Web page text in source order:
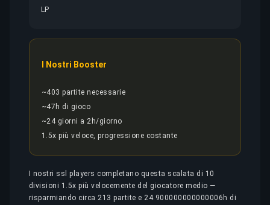
LP
I Nostri Booster
~403 partite necessarie
~47h di gioco
~24 giorni a 2h/giorno
1.5x più veloce, progressione costante
I nostri ssl players completano questa scalata di 10
divisioni 1.5x più velocemente del giocatore medio —
risparmiando circa 213 partite e 24.900000000000006h di